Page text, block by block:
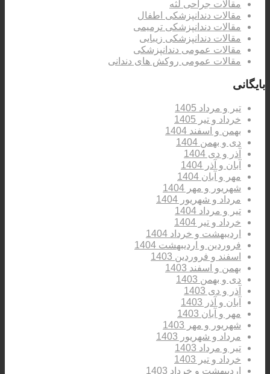
مقالات جراحی لثه
مقالات دندانپزشکی اطفال
مقالات دندانپزشکی ترمیمی
مقالات دندانپزشکی زیبایی
مقالات عمومی دندانپزشکی
مقالات عمومی روکش های دندانی
بایگانی
تیر و مرداد 1405
خرداد و تیر 1405
بهمن و اسفند 1404
دی و بهمن 1404
آذر و دی 1404
آبان و آذر 1404
مهر و آبان 1404
شهریور و مهر 1404
مرداد و شهریور 1404
تیر و مرداد 1404
خرداد و تیر 1404
اردیبهشت و خرداد 1404
فروردین و اردیبهشت 1404
اسفند و فروردین 1403
بهمن و اسفند 1403
دی و بهمن 1403
آذر و دی 1403
آبان و آذر 1403
مهر و آبان 1403
شهریور و مهر 1403
مرداد و شهریور 1403
تیر و مرداد 1403
خرداد و تیر 1403
اردیبهشت و خرداد 1403